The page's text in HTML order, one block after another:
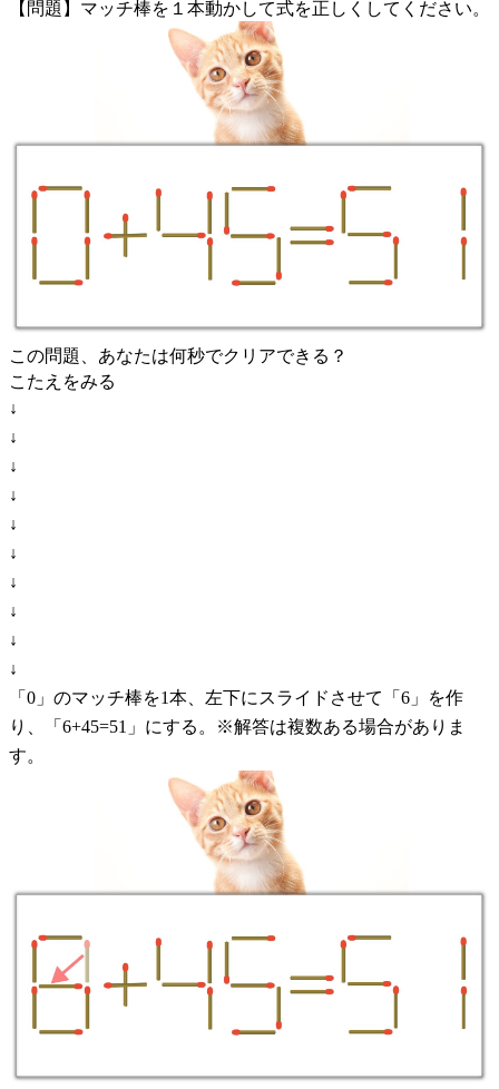
【問題】マッチ棒を１本動かして式を正しくしてください。
この問題、あなたは何秒でクリアできる？
こたえをみる
↓
↓
↓
↓
↓
↓
↓
↓
↓
↓
「0」のマッチ棒を1本、左下にスライドさせて「6」を作
り、「6+45=51」にする。※解答は複数ある場合がありま
す。